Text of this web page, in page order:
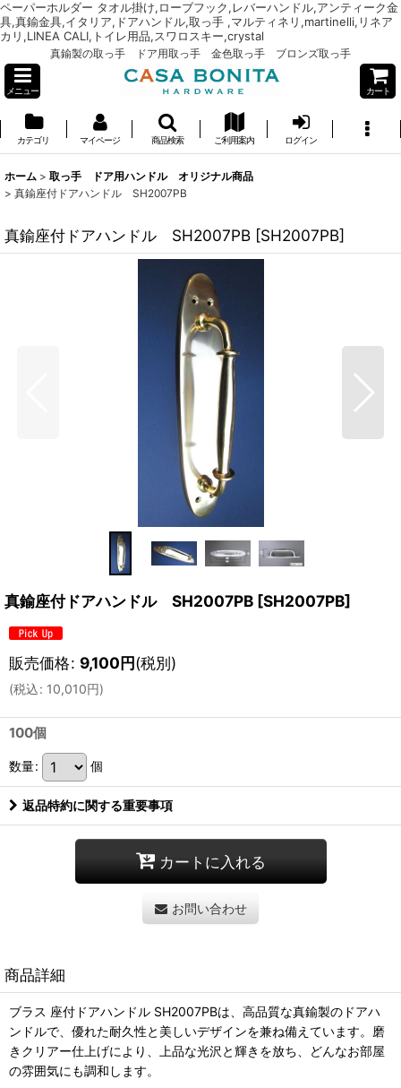
ペーパーホルダー タオル掛け,ローブフック,レバーハンドル,アンティーク金
具,真鍮金具,イタリア,ドアハンドル,取っ手 ,マルティネリ,martinelli,リネア
カリ,LINEA CALI,トイレ用品,スワロスキー,crystal
真鍮製の取っ手 ドア用取っ手 金色取っ手 ブロンズ取っ手
メニュー カート
カテゴリ マイページ 商品検索 ご利用案内 ログイン
ホーム > 取っ手 ドア用ハンドル オリジナル商品
> 真鍮座付ドアハンドル SH2007PB
真鍮座付ドアハンドル SH2007PB [SH2007PB]
真鍮座付ドアハンドル SH2007PB [SH2007PB]
販売価格: 9,100円(税別)
(税込: 10,010円)
100個
数量: 個
返品特約に関する重要事項
カートに入れる
お問い合わせ
商品詳細
ブラス 座付ドアハンドル SH2007PBは、高品質な真鍮製のドアハ
ンドルで、優れた耐久性と美しいデザインを兼ね備えています。磨
きクリアー仕上げにより、上品な光沢と輝きを放ち、どんなお部屋
の雰囲気にも調和します。